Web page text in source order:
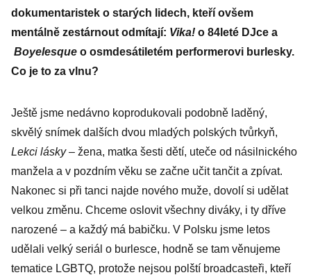
dokumentaristek o starých lidech, kteří ovšem
mentálně zestárnout odmítají: Vika! o 84leté DJce a
Boyelesque o osmdesátiletém performerovi burlesky.
Co je to za vlnu?
Ještě jsme nedávno koprodukovali podobně laděný,
skvělý snímek dalších dvou mladých polských tvůrkyň,
Lekci lásky– žena, matka šesti dětí, uteče od násilnického
manžela a v pozdním věku se začne učit tančit a zpívat.
Nakonec si při tanci najde nového muže, dovolí si udělat
velkou změnu. Chceme oslovit všechny diváky, i ty dříve
narozené – a každý má babičku. V Polsku jsme letos
udělali velký seriál o burlesce, hodně se tam věnujeme
tematice LGBTQ, protože nejsou polští broadcasteři, kteří